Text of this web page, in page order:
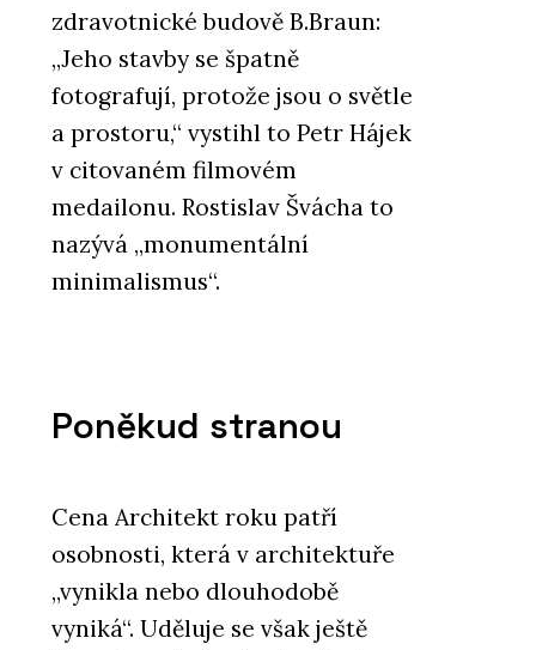
zdravotnické budově B.Braun:
„Jeho stavby se špatně
fotografují, protože jsou o světle
a prostoru,“ vystihl to Petr Hájek
v citovaném filmovém
medailonu. Rostislav Švácha to
nazývá „monumentální
minimalismus“.
Poněkud stranou
Cena Architekt roku patří
osobnosti, která v architektuře
„vynikla nebo dlouhodobě
vyniká“. Uděluje se však ještě